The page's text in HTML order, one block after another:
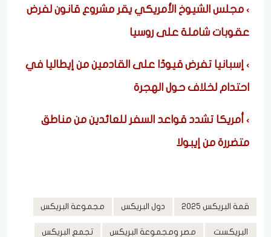
مجلس الشيوخ الأمريكي يقر مشروع قانون لفرض
عقوبات شاملة على روسيا
إسبانيا تفرض قيودًا على القادمين من إيطاليا في
احتدام لخلاف حول الهجرة
أمريكا تشدد قواعد السفر للعائدين من مناطق
متضررة من إيبولا
قمة البريكس 2025 دول البريكس مجموعة البريكس
البريكست مصر ومجموعة البريكس تجمع البريكس